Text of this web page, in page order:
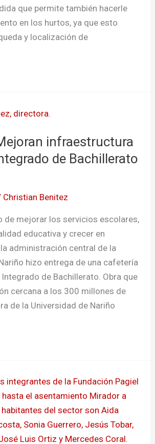
que permite también hacerle
en los hurtos, ya que esto
y localización de
infraestructura
de Bachillerato
Christian Benitez
de mejorar los servicios escolares,
educativa y crecer en
administración central de la
hizo entrega de una cafetería
de Bachillerato. Obra que
cercana a los 300 millones de
de la Universidad de Nariño